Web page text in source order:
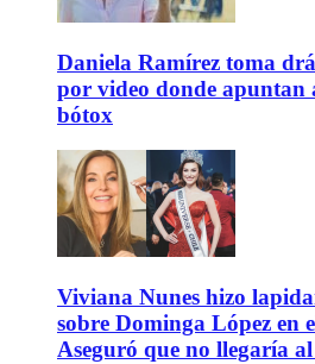
Daniela Ramírez toma
por video donde apuntan
bótox
Viviana Nunes hizo
sobre Dominga López en
Aseguró que no llegaría